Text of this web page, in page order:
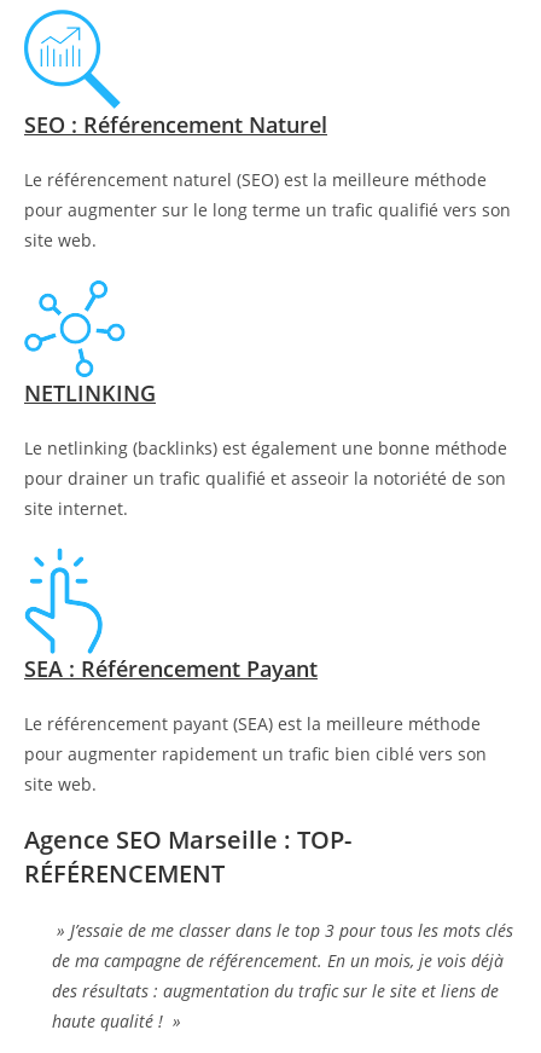
SEO : Référencement Naturel
Le référencement naturel (SEO) est la meilleure méthode
pour augmenter sur le long terme un trafic qualifié vers son
site web.
NETLINKING
Le netlinking (backlinks) est également une bonne méthode
pour drainer un trafic qualifié et asseoir la notoriété de son
site internet.
SEA : Référencement Payant
Le référencement payant (SEA) est la meilleure méthode
pour augmenter rapidement un trafic bien ciblé vers son
site web.
Agence SEO Marseille : TOP-
RÉFÉRENCEMENT
» J’essaie de me classer dans le top 3 pour tous les mots clés
de ma campagne de référencement. En un mois, je vois déjà
des résultats : augmentation du trafic sur le site et liens de
haute qualité ! »